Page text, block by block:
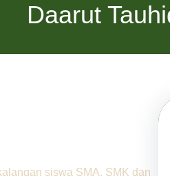
Daarut
siswa SMA, SMK dan